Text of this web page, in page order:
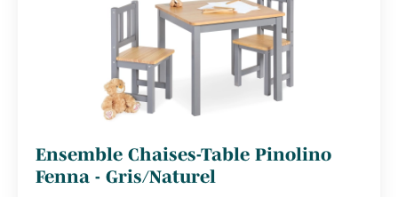
Ensemble Chaises-Table Pinolino
Fenna - Gris/Naturel